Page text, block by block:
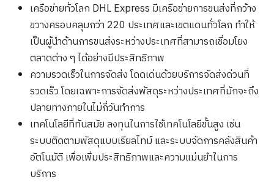
เครือข่ายทั่วโลก DHL Express มีเครือข่ายการขนส่งที่กว้าง
ขวางครอบคลุมกว่า 220 ประเทศและเขตแดนทั่วโลก ทำให้
เป็นผู้นำด้านการขนส่งระหว่างประเทศที่สามารถเชื่อมโยง
ตลาดต่าง ๆ ได้อย่างมีประสิทธิภาพ
ความรวดเร็วในการจัดส่ง โดดเด่นด้วยบริการจัดส่งด่วนที่
รวดเร็ว โดยเฉพาะการจัดส่งพัสดุระหว่างประเทศที่มักจะถึง
ปลายทางภายในไม่กี่วันทำการ
เทคโนโลยีที่ทันสมัย ลงทุนในการใช้เทคโนโลยีขั้นสูง เช่น
ระบบติดตามพัสดุแบบเรียลไทม์ และระบบจัดการคลังสินค้า
อัตโนมัติ เพื่อเพิ่มประสิทธิภาพและความแม่นยำในการ
บริการ